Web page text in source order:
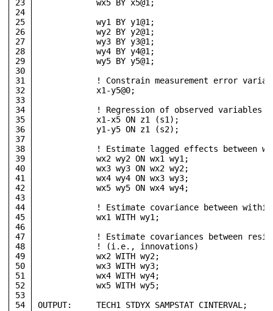
23
24
25
26
27
28
29
30
31
32
33
34
35
36
37
38
39
40
41
42
43
44
45
46
47
48
49
50
51
52
53
54
            wx5 BY x5@1;
            wy1 BY y1@1;
            wy2 BY y2@1;
            wy3 BY y3@1;
            wy4 BY y4@1;
            wy5 BY y5@1;
! Constrain measurement error
            x1-y5@0;
! Regression of observed variables
            x1-x5 ON z1 (s1);
            y1-y5 ON z1 (s2);
! Estimate lagged effects between
            wx2 wy2 ON wx1 wy1;
            wx3 wy3 ON wx2 wy2;
            wx4 wy4 ON wx3 wy3;
            wx5 wy5 ON wx4 wy4;
! Estimate covariance between
            wx1 WITH wy1;
! Estimate covariances between
            ! (i.e., innovations)
            wx2 WITH wy2;
            wx3 WITH wy3;
            wx4 WITH wy4;
            wx5 WITH wy5;
OUTPUT:	    TECH1 STDYX SAMPSTAT CINTERVAL;